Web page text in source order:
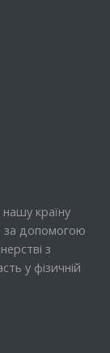
країну
допомогою
з
у фізичній